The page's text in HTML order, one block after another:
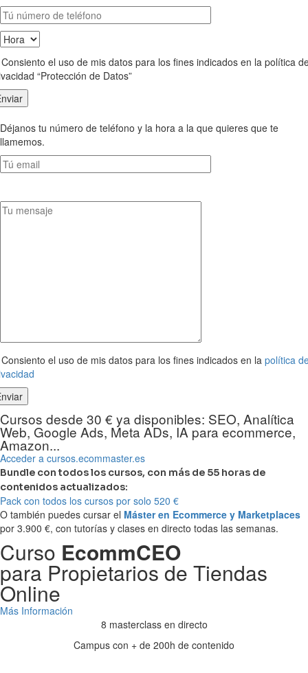
el uso de mis datos para los fines indicados en la política
“Protección de Datos”
Déjanos tu número de teléfono y la hora a la que quieres que te
llamemos.
el uso de mis datos para los fines indicados en la política
Cursos desde 30 € ya disponibles: SEO, Analítica
Web, Google Ads, Meta ADs, IA para ecommerce,
Amazon...
Acceder a cursos.ecommaster.es
Bundle con todos los cursos, con más de 55 horas de
contenidos actualizados:
Pack con todos los cursos por solo 520 €
O también puedes cursar el Máster en Ecommerce y Marketplaces
por 3.900 €, con tutorías y clases en directo todas las semanas.
Curso EcommCEO
para Propietarios de Tiendas
Online
Más Información
8 masterclass en directo
Campus con + de 200h de contenido